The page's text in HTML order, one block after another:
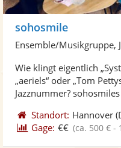
sohosmile
Ensemble/Musikgruppe,
Wie klingt eigentlich
„aeriels“ oder „Tom
Jazznummer?
Standort: Hannover
Gage: €€ (ca. 500 €